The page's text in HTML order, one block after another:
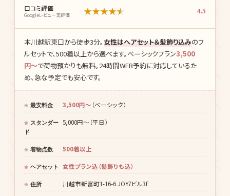
口コミ評価
Googleレビュー実評価 ★★★★★ 4.5
本川越駅東口から徒歩3分。 女性はヘアセット＆髪飾り込みのフ
ルセットで、500着以上から選べます。ベーシックプラン3,500
円〜で荷物預かりも無料。24時間WEB予約に対応しているた
め、急な予定でも安心です。
最安料金 3,500円〜 （ベーシック）
スタンダー
ド
5,000円〜（平日）
着物点数 500着以上
ヘアセット 女性プラン込（髪飾りも込）
住所 川越市新富町1-16-6 JOY7ビル3F